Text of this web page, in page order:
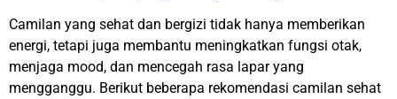
Camilan yang sehat dan bergizi tidak hanya memberikan
energi, tetapi juga membantu meningkatkan fungsi otak,
menjaga mood, dan mencegah rasa lapar yang
mengganggu. Berikut beberapa rekomendasi camilan sehat